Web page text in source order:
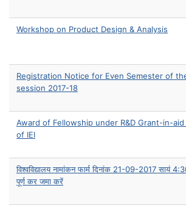
Workshop on Product Design & Analysis
Registration Notice for Even Semester of
session 2017-18
Award of Fellowship under R&D Grant-in-aid
of IEI
विश्वविद्यालय नामांकन फार्म दिनांक 21-09-2017 सायं
पूर्ण कर जमा करें